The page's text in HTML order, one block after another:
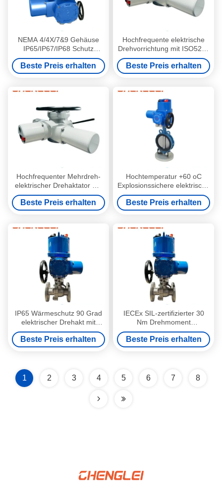
NEMA 4/4X/7&9 Gehäuse
IP65/IP67/IP68 Schutz
ATEX/Exd
Beste Preis erhalten
Hochfrequente elektrische
Drehvorrichtung mit ISO5210
Schubflansche und JB2920
Drehmoment für die
Ventilautomation
Beste Preis erhalten
Hochfrequenter Mehrdreh-
elektrischer Drehaktator mit
ISO5210-Schubflansche und
JB2920-Drehmoment für die
Ventilautomation
Beste Preis erhalten
Hochtemperatur +60 oC
Explosionssichere elektrische
Drehvorrichtung mit einer
Produktionskapazität von
30000 pro Jahr
Beste Preis erhalten
IP65 Wärmeschutz 90 Grad
elektrischer Drehakt mit
ISO5210 Schubflansche für
HVAC
Beste Preis erhalten
IECEx SIL-zertifizierter 30
Nm Drehmoment
IP65/IP67/IP68 elektrischer
Drehantrieb für motorisierte
Ventilsteuerung
Beste Preis erhalten
1 2 3 4 5 6 7 8